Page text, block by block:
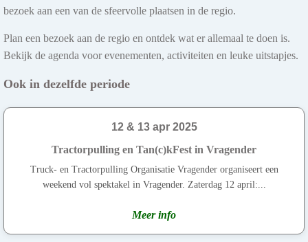
bezoek aan een van de sfeervolle plaatsen in de regio.
Plan een bezoek aan de regio en ontdek wat er allemaal te doen is.
Bekijk de agenda voor evenementen, activiteiten en leuke uitstapjes.
Ook in dezelfde periode
12 & 13 apr 2025
Tractorpulling en Tan(c)kFest in Vragender
Truck- en Tractorpulling Organisatie Vragender organiseert een
weekend vol spektakel in Vragender. Zaterdag 12 april:...
Meer info